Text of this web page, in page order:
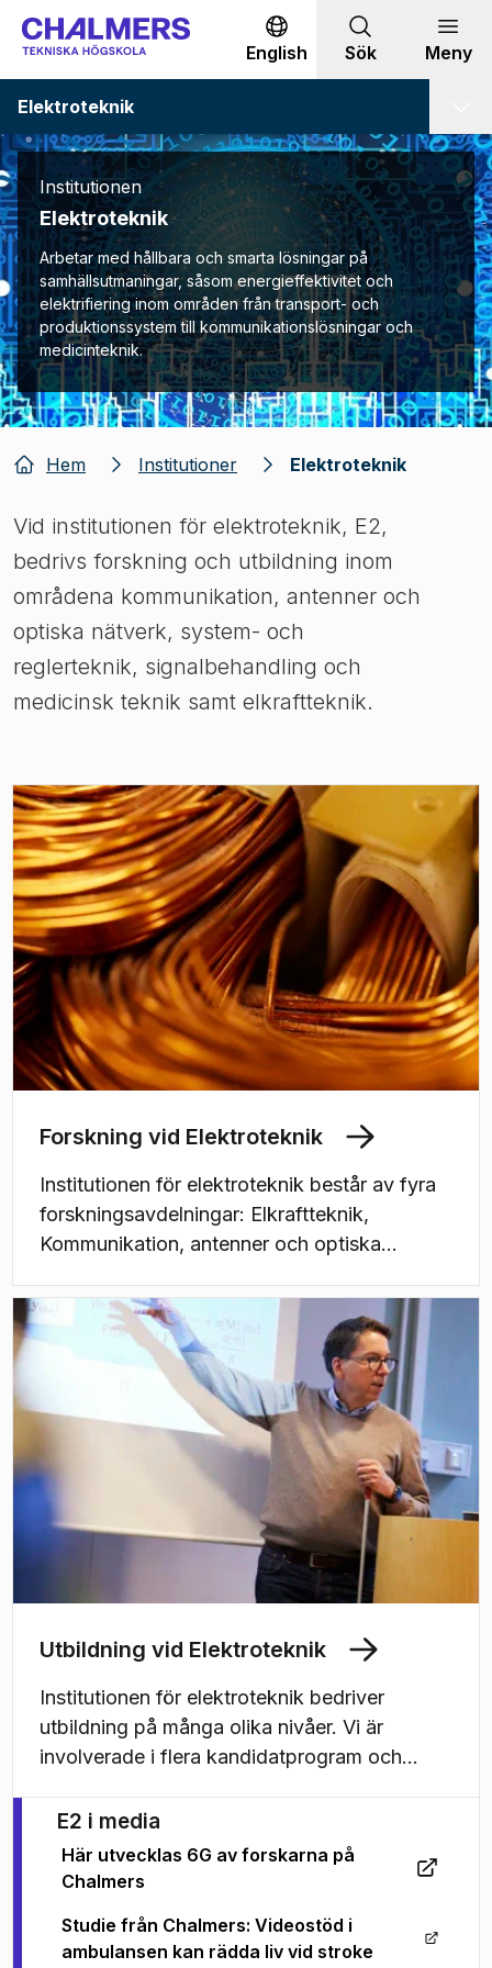
Gå till innehållet
English Sök Meny
Elektroteknik
Institutionen
Elektroteknik
Arbetar med hållbara och smarta lösningar på
samhällsutmaningar, såsom energieffektivitet och
elektrifiering inom områden från transport- och
produktionssystem till kommunikationslösningar och
medicinteknik.
Hem Institutioner Elektroteknik
Vid institutionen för elektroteknik, E2,
bedrivs forskning och utbildning inom
områdena kommunikation, antenner och
optiska nätverk, system- och
reglerteknik, signalbehandling och
medicinsk teknik samt elkraftteknik.
Forskning vid Elektroteknik
Institutionen för elektroteknik består av fyra
forskningsavdelningar: Elkraftteknik,
Kommunikation, antenner och optiska
samt System- och reglerteknik. Vi arbetar
med hållbara och smarta lösningar på
samhällsutmaningar
Utbildning vid Elektroteknik
Institutionen för elektroteknik bedriver
utbildning på många olika nivåer. Vi är
involverade i flera kandidatprogram och
Engineering, Communication Engineering,
Electric Power Engineering och Systems,
Control and Mechatronics. Du kan även läsa
kurser.
E2 i media
Här utvecklas 6G av forskarna på
Chalmers
(Öppnas i ny flik
Studie från Chalmers: Videostöd i
ambulansen kan rädda liv vid stroke
(Öppnas i ny flik)